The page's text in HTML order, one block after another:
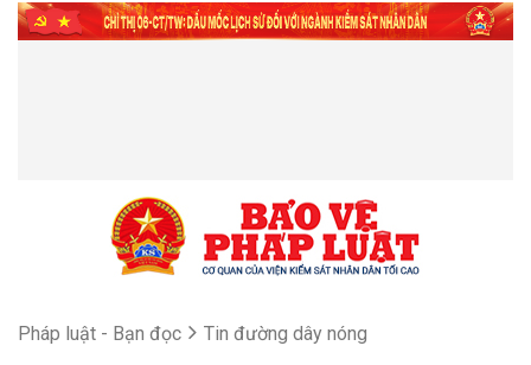
Pháp luật - Bạn đọc Tin đường dây nóng